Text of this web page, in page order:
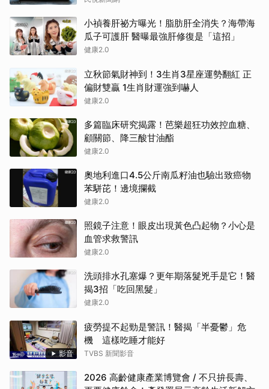
小禎養肝祕方曝光！脂肪肝全消失？海帶海
瓜子可護肝 醫曝最強肝修復是「這招」
健康2.0
立秋節氣財神到！3生肖3星座運勢翻紅 正
偏財雙贏 1生肖財運強到嚇人
健康2.0
多篇臨床研究揭露！芭樂超狂功效控血糖、
顧關節、降三酸甘油酯
健康2.0
奧地利進口4.5公斤南瓜籽油也驗出致癌物
苯駢芘！邊境攔截
健康2.0
照鏡子注意！眼皮出現黃色凸起物？小心是
血管求救警訊
健康2.0
洗頭排水孔塞爆？更年期落髮兇手是它！醫
揭3招「吃回黑髮」
健康2.0
影音
疲勞提不起勁是警訊！醫揭「半憂鬱」危
機 這樣吃睡才能好
TVBS 新聞影音
2026 高齡健康產業博覽會 / 不只拚長壽、